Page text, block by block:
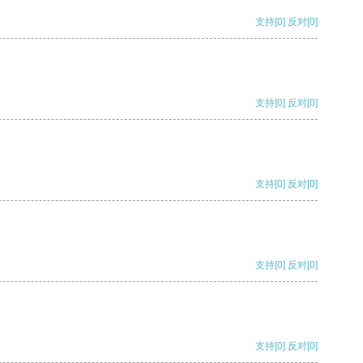
支持[0] 反对[0]
支持[0] 反对[0]
支持[0] 反对[0]
支持[0] 反对[0]
支持[0] 反对[0]